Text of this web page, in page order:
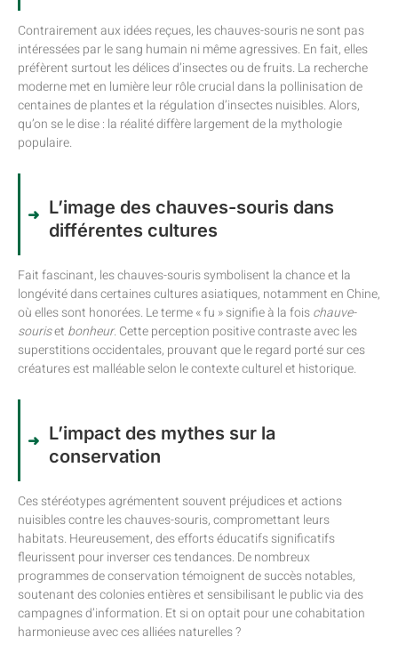
Contrairement aux idées reçues, les chauves-souris ne sont pas
intéressées par le sang humain ni même agressives. En fait, elles
préfèrent surtout les délices d’insectes ou de fruits. La recherche
moderne met en lumière leur rôle crucial dans la pollinisation de
centaines de plantes et la régulation d’insectes nuisibles. Alors,
qu’on se le dise : la réalité diffère largement de la mythologie
populaire.
L’image des chauves-souris dans
différentes cultures
Fait fascinant, les chauves-souris symbolisent la chance et la
longévité dans certaines cultures asiatiques, notamment en Chine,
où elles sont honorées. Le terme « fu » signifie à la foischauve-
souriset bonheur. Cette perception positive contraste avec les
superstitions occidentales, prouvant que le regard porté sur ces
créatures est malléable selon le contexte culturel et historique.
L’impact des mythes sur la
conservation
Ces stéréotypes agrémentent souvent préjudices et actions
nuisibles contre les chauves-souris, compromettant leurs
habitats. Heureusement, des efforts éducatifs significatifs
fleurissent pour inverser ces tendances. De nombreux
programmes de conservation témoignent de succès notables,
soutenant des colonies entières et sensibilisant le public via des
campagnes d’information. Et si on optait pour une cohabitation
harmonieuse avec ces alliées naturelles ?